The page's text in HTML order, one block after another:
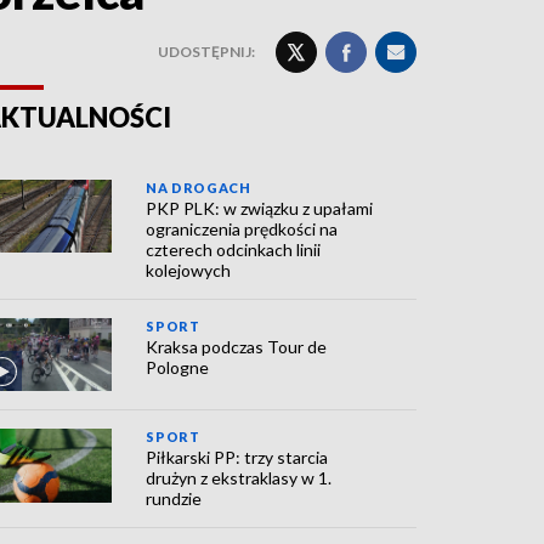
UDOSTĘPNIJ:
NA DROGACH
PKP PLK: w związku z upałami
ograniczenia prędkości na
czterech odcinkach linii
kolejowych
SPORT
Kraksa podczas Tour de
Pologne
SPORT
Piłkarski PP: trzy starcia
drużyn z ekstraklasy w 1.
rundzie